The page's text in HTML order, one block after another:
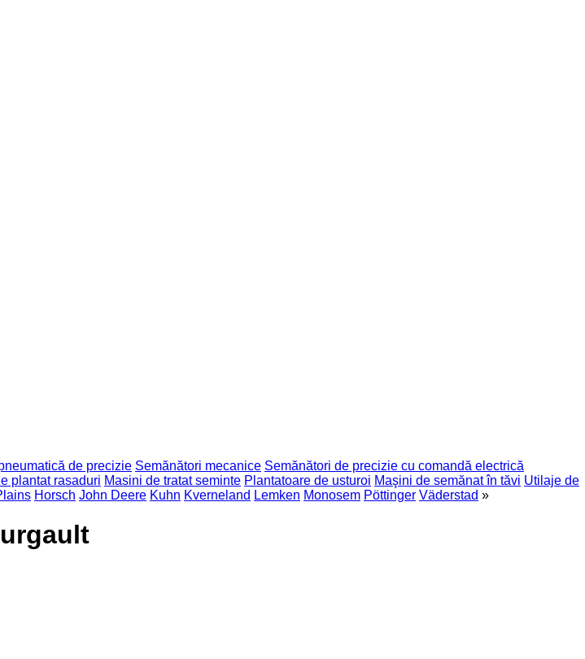
de precizie Semănători mecanice Semănători de precizie cu comandă electrică
plantat rasaduri Masini de tratat seminte Plantatoare de usturoi Maşini de semănat în tăvi Utilaje de
Horsch John Deere Kuhn Kverneland Lemken Monosem Pöttinger Väderstad »